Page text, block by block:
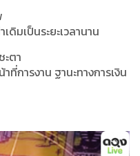
มเป็นระยะเวลานาน
ะตา
การงาน ฐานะทางการเงิน